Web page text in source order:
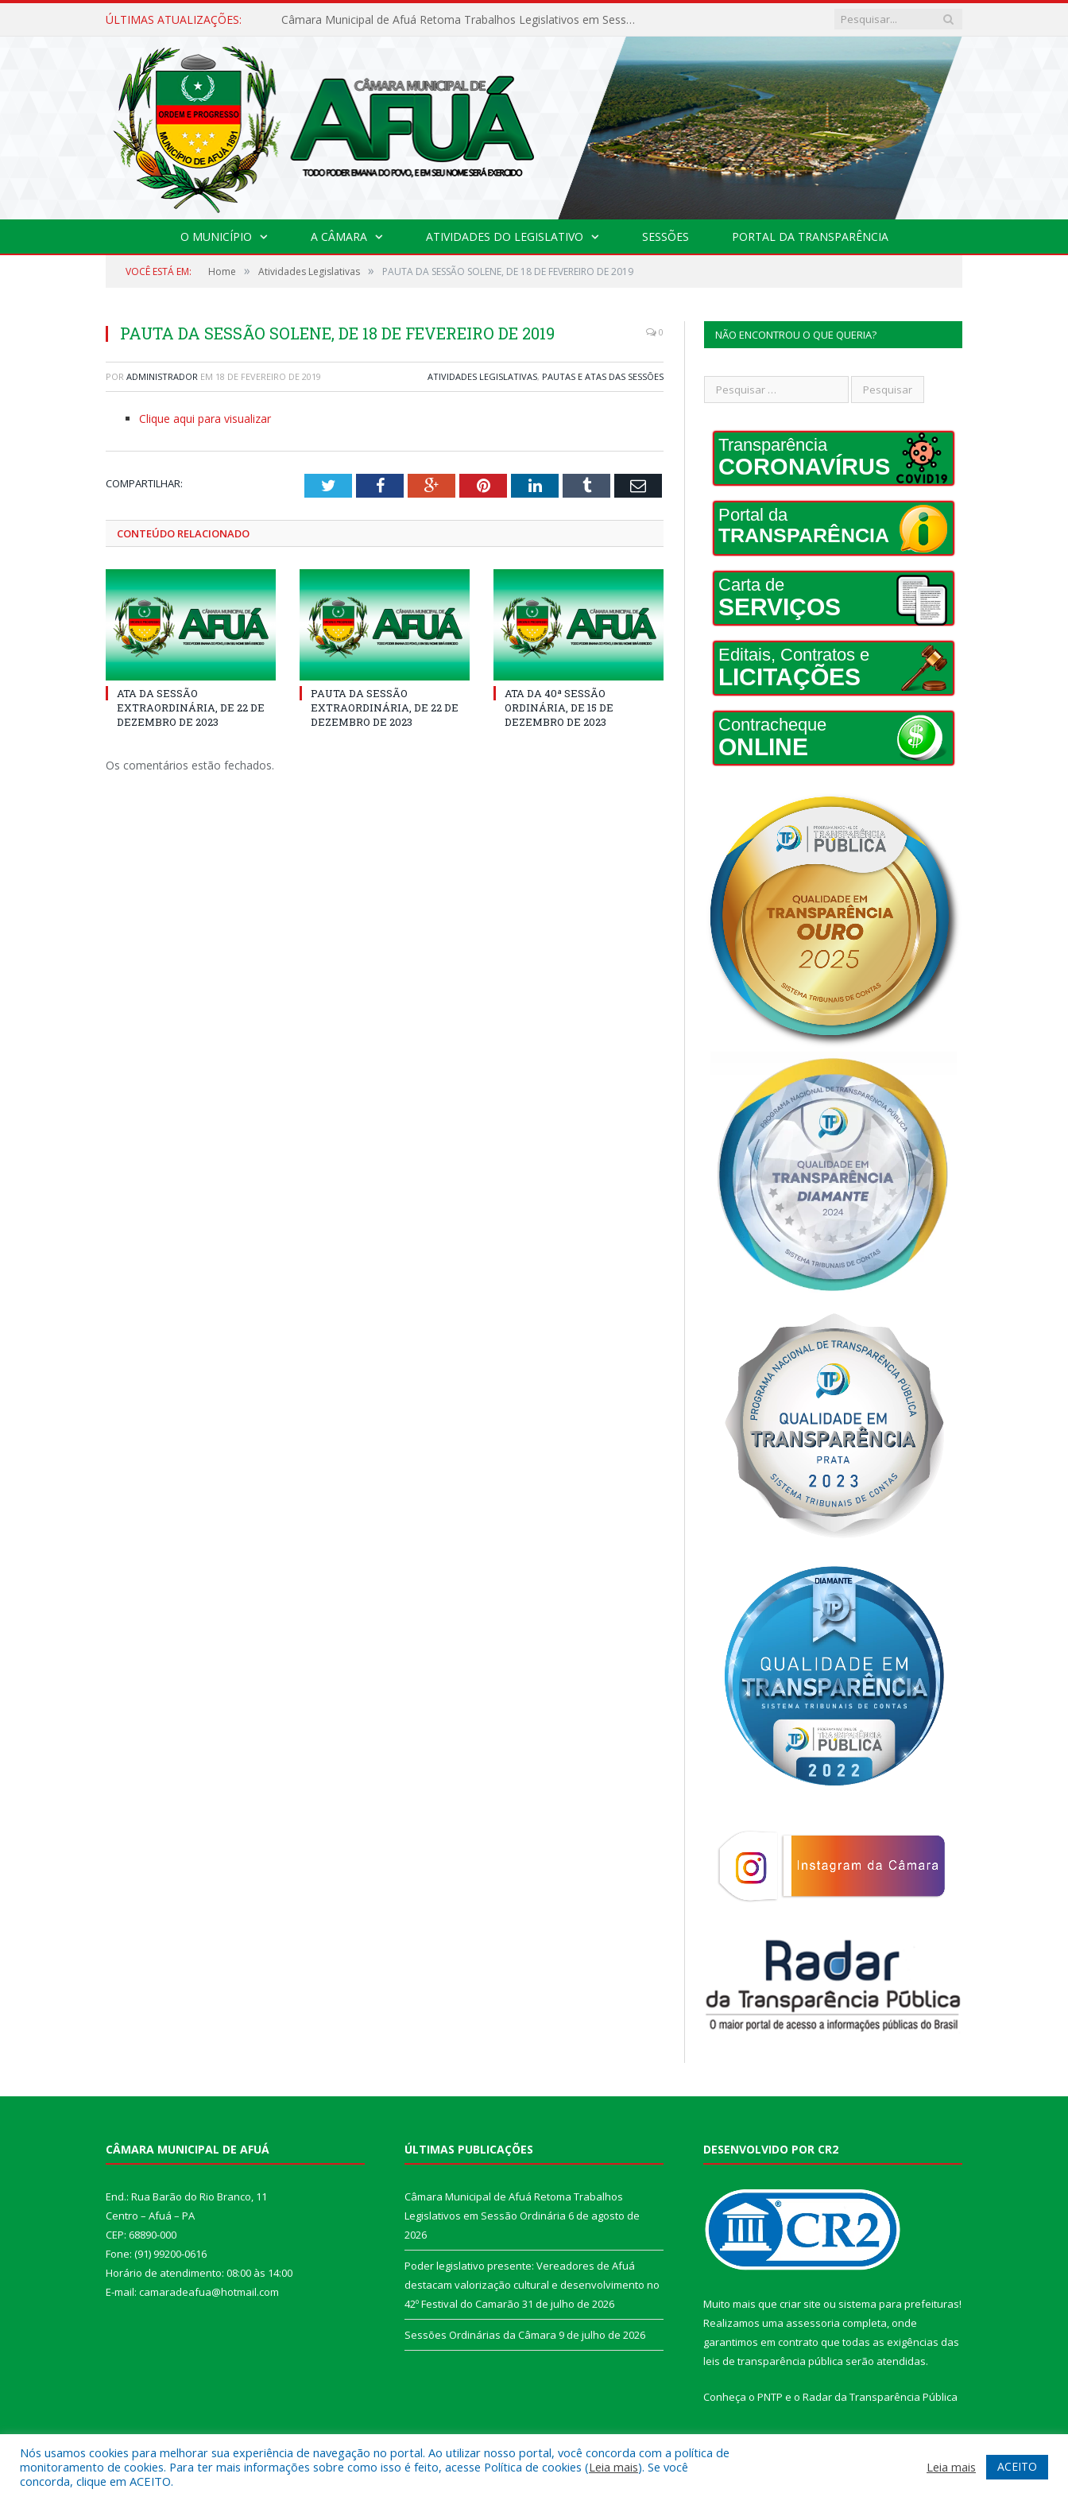
ÚLTIMAS ATUALIZAÇÕES: Câmara Municipal de Afuá Retoma Trabalhos Legislativos em Sessão Ordinária
O MUNICÍPIO A CÂMARA ATIVIDADES DO LEGISLATIVO SESSÕES PORTAL DA TRANSPARÊNCIA
VOCÊ ESTÁ EM: Home » Atividades Legislativas » PAUTA DA SESSÃO SOLENE, DE 18 DE FEVEREIRO DE 2019
PAUTA DA SESSÃO SOLENE, DE 18 DE FEVEREIRO DE 2019 0
POR ADMINISTRADOR EM 18 DE FEVEREIRO DE 2019 ATIVIDADES LEGISLATIVAS, PAUTAS E ATAS DAS SESSÕES
Clique aqui para visualizar
COMPARTILHAR: TwitterFacebookGoogle+PinterestLinkedInTumblr Email
CONTEÚDO RELACIONADO
ATA DA SESSÃO
EXTRAORDINÁRIA, DE 22 DE
DEZEMBRO DE 2023
PAUTA DA SESSÃO
EXTRAORDINÁRIA, DE 22 DE
DEZEMBRO DE 2023
ATA DA 40ª SESSÃO
ORDINÁRIA, DE 15 DE
DEZEMBRO DE 2023
Os comentários estão fechados.
NÃO ENCONTROU O QUE QUERIA?
Transparência
CORONAVÍRUS
Portal da
TRANSPARÊNCIA
Carta de
SERVIÇOS
Editais, Contratos e
LICITAÇÕES
Contracheque
ONLINE
CÂMARA MUNICIPAL DE AFUÁ
End.: Rua Barão do Rio Branco, 11
Centro – Afuá – PA
CEP: 68890-000
Fone: (91) 99200-0616
Horário de atendimento: 08:00 às 14:00
E-mail: camaradeafua@hotmail.com
ÚLTIMAS PUBLICAÇÕES
Câmara Municipal de Afuá Retoma Trabalhos
Legislativos em Sessão Ordinária 6 de agosto de
2026
Poder legislativo presente: Vereadores de Afuá
destacam valorização cultural e desenvolvimento no
42º Festival do Camarão 31 de julho de 2026
Sessões Ordinárias da Câmara 9 de julho de 2026
DESENVOLVIDO POR CR2
Muito mais que criar site ou sistema para prefeituras!
Realizamos uma assessoria completa, onde
garantimos em contrato que todas as exigências das
leis de transparência pública serão atendidas.
Conheça o PNTP e o Radar da Transparência Pública
Todos os direitos reservados a Câmara Municipal de Afuá.
Nós usamos cookies para melhorar sua experiência de navegação no portal. Ao utilizar nosso portal, você concorda com a política de
monitoramento de cookies. Para ter mais informações sobre como isso é feito, acesse Política de cookies (Leia mais). Se você
concorda, clique em ACEITO.
Leia mais ACEITO